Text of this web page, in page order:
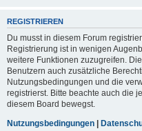
REGISTRIEREN
Du musst in diesem Forum
Registrierung ist in wenigen
weitere Funktionen zuzugreifen.
Benutzern auch zusätzliche
Nutzungsbedingungen und die
registrierst. Bitte beachte auch die
diesem Board bewegst.
Nutzungsbedingungen |